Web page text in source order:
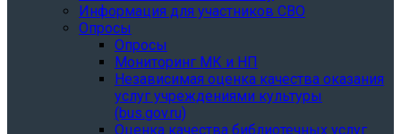
Информация для участников СВО
Опросы
Опросы
Мониторинг МК и НП
Независимая оценка качества оказания
услуг учреждениями культуры
(bus.gov.ru)
Оценка качества библиотечных услуг